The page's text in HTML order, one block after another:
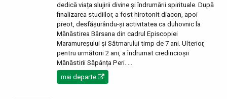
dedică viața slujirii divine și îndrumării spirituale. După
finalizarea studiilor, a fost hirotonit diacon, apoi
preot, desfășurându-și activitatea ca duhovnic la
Mănăstirea Bârsana din cadrul Episcopiei
Maramureșului și Sătmarului timp de 7 ani. Ulterior,
pentru următorii 2 ani, a îndrumat credincioșii
Mănăstirii Săpânța Peri. ...
mai departe